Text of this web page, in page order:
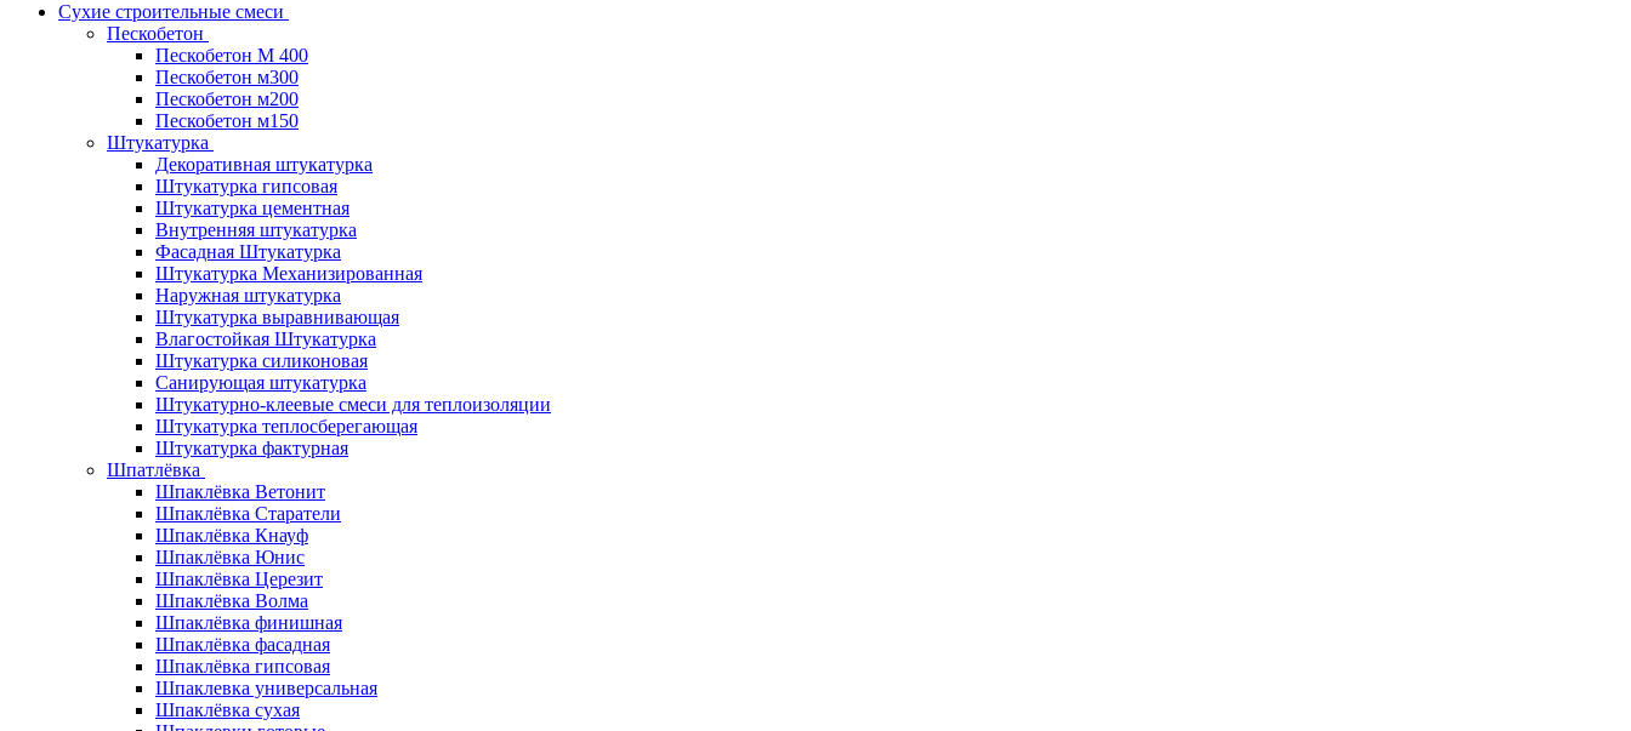
Сухие строительные смеси
Пескобетон
Пескобетон М 400
Пескобетон м300
Пескобетон м200
Пескобетон м150
Штукатурка
Декоративная штукатурка
Штукатурка гипсовая
Штукатурка цементная
Внутренняя штукатурка
Фасадная Штукатурка
Штукатурка Механизированная
Наружная штукатурка
Штукатурка выравнивающая
Влагостойкая Штукатурка
Штукатурка силиконовая
Санирующая штукатурка
Штукатурно-клеевые смеси для теплоизоляции
Штукатурка теплосберегающая
Штукатурка фактурная
Шпатлёвка
Шпаклёвка Ветонит
Шпаклёвка Старатели
Шпаклёвка Кнауф
Шпаклёвка Юнис
Шпаклёвка Церезит
Шпаклёвка Волма
Шпаклёвка финишная
Шпаклёвка фасадная
Шпаклёвка гипсовая
Шпаклевка универсальная
Шпаклёвка сухая